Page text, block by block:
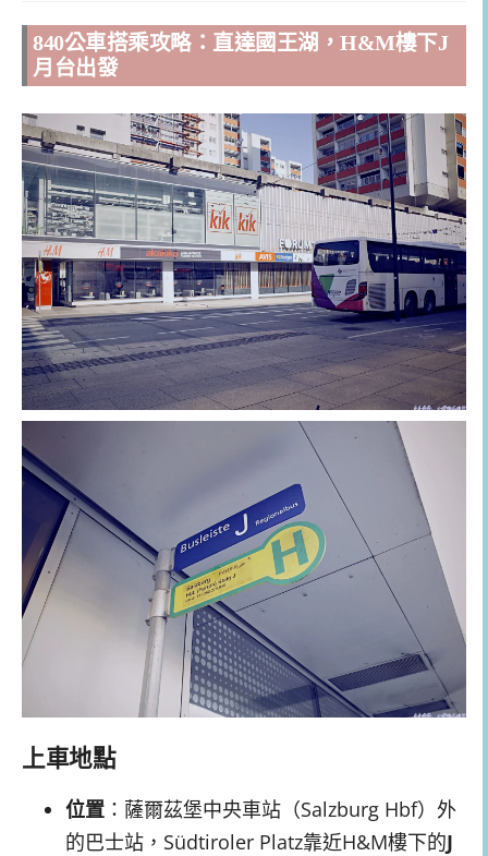
840公車搭乘攻略：直達國王湖，H&M樓下J
月台出發
上車地點
位置 ：薩爾茲堡中央車站（Salzburg Hbf）外
的巴士站，Südtiroler Platz靠近H&M樓下的J